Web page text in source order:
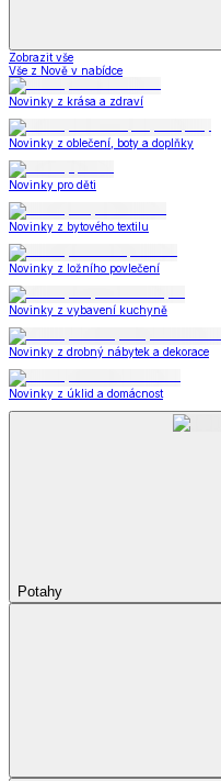
Zobrazit vše
Vše z Nově v nabídce
Novinky z krása a zdraví
Novinky z oblečení, boty a doplňky
Novinky pro děti
Novinky z bytového textilu
Novinky z ložního povlečení
Novinky z vybavení kuchyně
Novinky z drobný nábytek a dekorace
Novinky z úklid a domácnost
Potahy